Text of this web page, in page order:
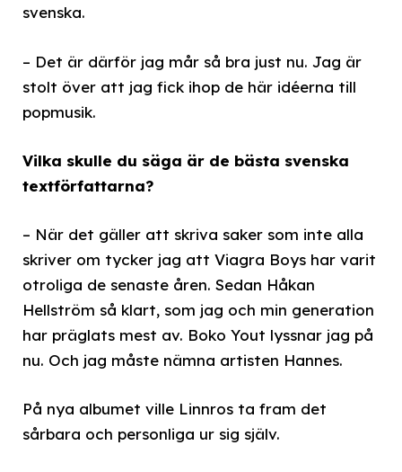
svenska.
– Det är därför jag mår så bra just nu. Jag är
stolt över att jag fick ihop de här idéerna till
popmusik.
Vilka skulle du säga är de bästa svenska
textförfattarna?
– När det gäller att skriva saker som inte alla
skriver om tycker jag att Viagra Boys har varit
otroliga de senaste åren. Sedan Håkan
Hellström så klart, som jag och min generation
har präglats mest av. Boko Yout lyssnar jag på
nu. Och jag måste nämna artisten Hannes.
På nya albumet ville Linnros ta fram det
sårbara och personliga ur sig själv.